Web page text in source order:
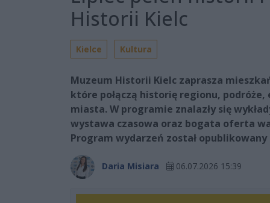
Historii Kielc
Kielce Kultura
Muzeum Historii Kielc zaprasza
które połączą historię regionu,
miasta. W programie znalazły się
wystawa czasowa oraz bogata oferta
Program wydarzeń został
Daria Misiara 06.07.2026 15:39